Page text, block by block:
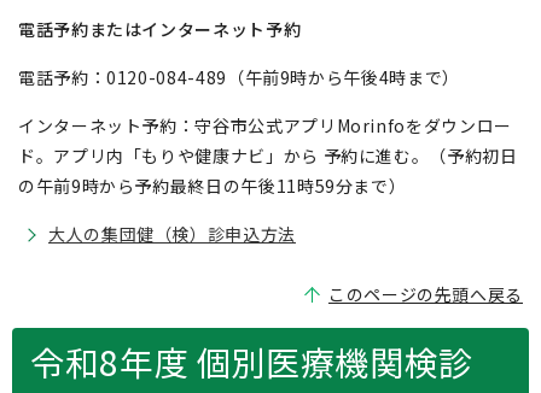
電話予約またはインターネット予約
電話予約：0120-084-489（午前9時から午後4時まで）
インターネット予約：守谷市公式アプリMorinfoをダウンロー
ド。アプリ内「もりや健康ナビ」から 予約に進む。（予約初日
の午前9時から予約最終日の午後11時59分まで）
大人の集団健（検）診申込方法
このページの先頭へ戻る
令和8年度 個別医療機関検診